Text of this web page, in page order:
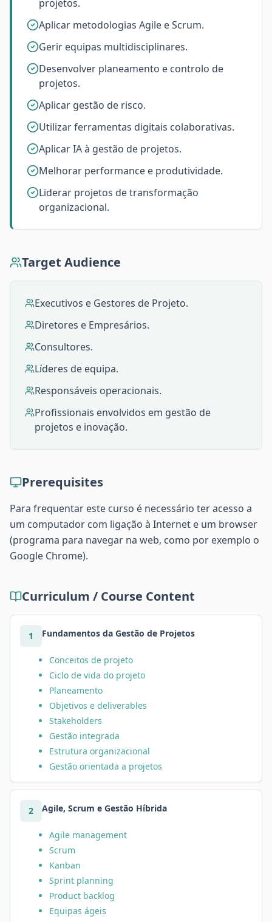
projetos.
Aplicar metodologias Agile e Scrum.
Gerir equipas multidisciplinares.
Desenvolver planeamento e controlo de
projetos.
Aplicar gestão de risco.
Utilizar ferramentas digitais colaborativas.
Aplicar IA à gestão de projetos.
Melhorar performance e produtividade.
Liderar projetos de transformação
organizacional.
Target Audience
Executivos e Gestores de Projeto.
Diretores e Empresários.
Consultores.
Líderes de equipa.
Responsáveis operacionais.
Profissionais envolvidos em gestão de
projetos e inovação.
Prerequisites
Para frequentar este curso é necessário ter acesso a
um computador com ligação à Internet e um browser
(programa para navegar na web, como por exemplo o
Google Chrome).
Curriculum / Course Content
1 Fundamentos da Gestão de Projetos
Conceitos de projeto
Ciclo de vida do projeto
Planeamento
Objetivos e deliverables
Stakeholders
Gestão integrada
Estrutura organizacional
Gestão orientada a projetos
2 Agile, Scrum e Gestão Híbrida
Agile management
Scrum
Kanban
Sprint planning
Product backlog
Equipas ágeis